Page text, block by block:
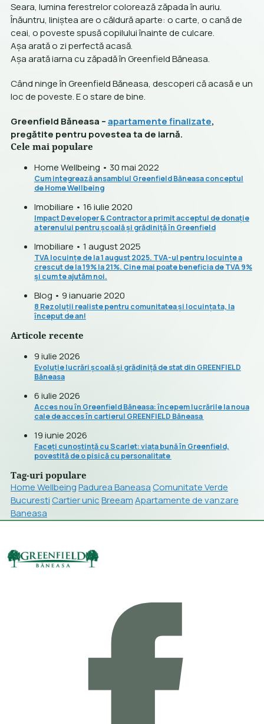
Seara, lumina ferestrelor colorează zăpada în auriu.
Înăuntru, liniștea are o căldură aparte: o carte, o cană de
ceai, o poveste spusă copilului înainte de culcare.
Așa arată o zi perfectă acasă.
Așa arată iarna cu zăpadă în Greenfield Băneasa.
Când ninge în Greenfield Băneasa, descoperi că acasă e un
loc de poveste. E o stare de bine.
Greenfield Băneasa –apartamente finalizate,
pregătite pentru povestea ta de iarnă.
Cele mai populare
Home Wellbeing • 30 mai 2022
Cum integrează ansamblul Greenfield Băneasa conceptul
de Home Wellbeing
Imobiliare • 16 iulie 2020
Impact Developer & Contractor a primit acceptul de donație
a terenului pentru școală și grădiniță în Greenfield
Imobiliare • 1 august 2025
TVA locuințe de la 1 august 2025. TVA-ul pentru locuințe a
crescut de la 19% la 21%. Cine mai poate beneficia de TVA 9%
și cum te ajutăm noi.
Blog • 9 ianuarie 2020
8 Rezoluții realiste pentru comunitatea și locuința ta, la
început de an!
Articole recente
9 iulie 2026
Evoluție lucrări școală și grădiniță de stat din GREENFIELD
Băneasa
6 iulie 2026
Acces nou în Greenfield Băneasa: începem lucrările la noua
cale de acces în cartierul GREENFIELD Băneasa
19 iunie 2026
Faceți cunoștință cu Scarlet: viața bună în Greenfield,
povestită de o pisică cu personalitate
Tag-uri populare
Home WellbeingPadurea BaneasaComunitate Verde
BucurestiCartier unicBreeamApartamente de vanzare
Baneasa